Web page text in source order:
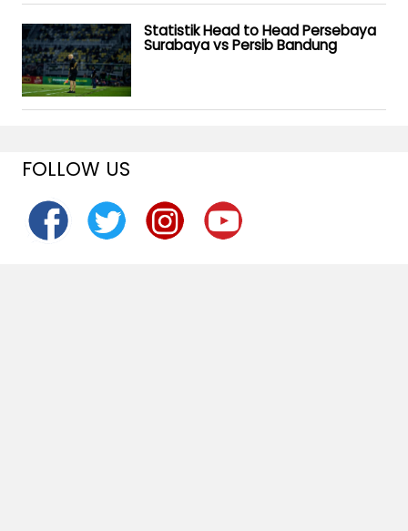
Statistik Head to Head Persebaya
Surabaya vs Persib Bandung
FOLLOW US